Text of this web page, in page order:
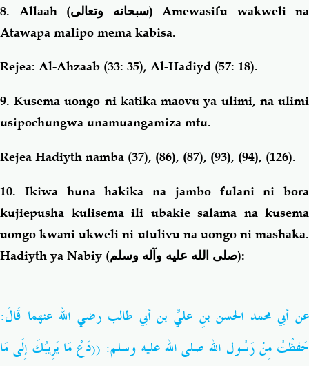
8. Allaah (سبحانه وتعالى) Amewasifu wakweli na
Atawapa malipo mema kabisa.
Rejea: Al-Ahzaab (33: 35), Al-Hadiyd (57: 18).
9. Kusema uongo ni katika maovu ya ulimi, na ulimi
usipochungwa unamuangamiza mtu.
Rejea Hadiyth namba (37), (86), (87), (93), (94), (126).
10. Ikiwa huna hakika na jambo fulani ni bora
kujiepusha kulisema ili ubakie salama na kusema
uongo kwani ukweli ni utulivu na uongo ni mashaka.
Hadiyth ya Nabiy (صلى الله عليه وآله وسلم):
عن أبي محمد الحسن بنِ عليِّ بن أبي طالب رضي الله عنهما قَالَ:
حَفظْتُ مِنْ رَسُول الله صلى الله عليه وسلم: ((دَعْ مَا يَرِيبُكَ إِلَى مَا